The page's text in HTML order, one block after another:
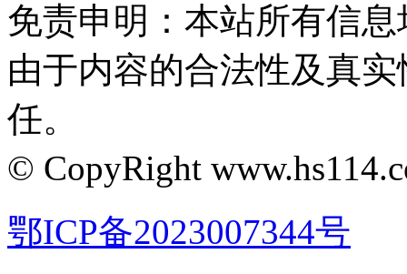
免责申明：本站所有信
由于内容的合法性及真
任。
© CopyRight
鄂ICP备2023007344号